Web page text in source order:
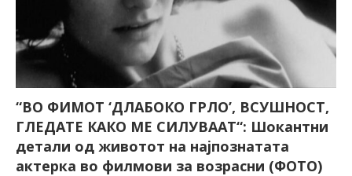
“ВО ФИМОТ ‘ДЛАБОКО ГРЛО’, ВСУШНОСТ,
ГЛЕДАТЕ КАКО МЕ СИЛУВААТ“: Шокантни
детали од животот на најпознатата
актерка во филмови за возрасни (ФОТО)